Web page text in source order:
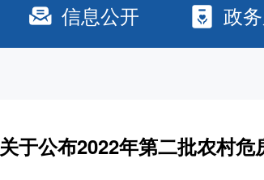
信息公开 政
关于公布2022年第二批农村